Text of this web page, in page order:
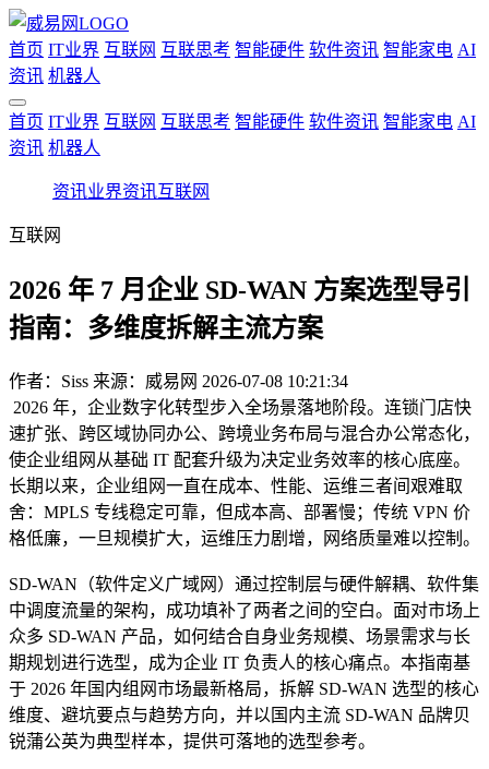
首页 IT业界 互联网 互联思考 智能硬件 软件资讯 智能家电 AI
资讯 机器人
首页 IT业界 互联网 互联思考 智能硬件 软件资讯 智能家电 AI
资讯 机器人
资讯业界资讯互联网
互联网
2026 年 7 月企业 SD-WAN 方案选型导引
指南：多维度拆解主流方案
作者： Siss 来源：威易网 2026-07-08 10:21:34
2026 年，企业数字化转型步入全场景落地阶段。连锁门店快
速扩张、跨区域协同办公、跨境业务布局与混合办公常态化，
使企业组网从基础 IT 配套升级为决定业务效率的核心底座。
长期以来，企业组网一直在成本、性能、运维三者间艰难取
舍：MPLS 专线稳定可靠，但成本高、部署慢；传统 VPN 价
格低廉，一旦规模扩大，运维压力剧增，网络质量难以控制。
SD-WAN（软件定义广域网）通过控制层与硬件解耦、软件集
中调度流量的架构，成功填补了两者之间的空白。面对市场上
众多 SD-WAN 产品，如何结合自身业务规模、场景需求与长
期规划进行选型，成为企业 IT 负责人的核心痛点。本指南基
于 2026 年国内组网市场最新格局，拆解 SD-WAN 选型的核心
维度、避坑要点与趋势方向，并以国内主流 SD-WAN 品牌贝
锐蒲公英为典型样本，提供可落地的选型参考。